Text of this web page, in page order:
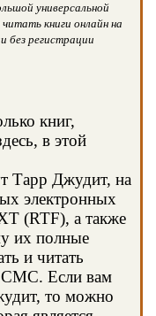
универсальной
книги онлайн на
без регистрации
книг,
в этой
Тарр Джудит, на
электронных
(RTF), а также
их полные
и читать
СМС. Если вам
то можно